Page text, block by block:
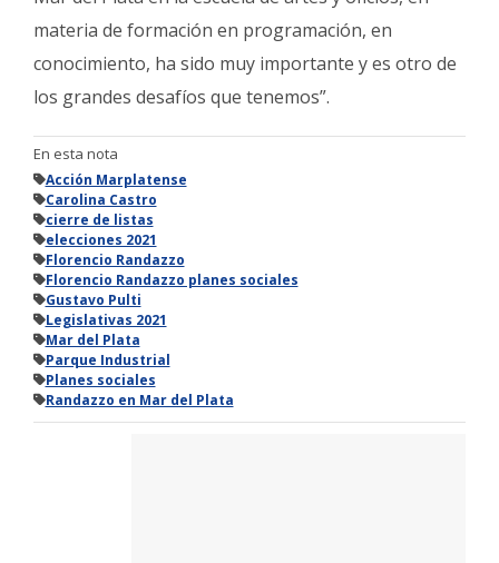
materia de formación en programación, en
conocimiento, ha sido muy importante y es otro de
los grandes desafíos que tenemos”.
En esta nota
Acción Marplatense
Carolina Castro
cierre de listas
elecciones 2021
Florencio Randazzo
Florencio Randazzo planes sociales
Gustavo Pulti
Legislativas 2021
Mar del Plata
Parque Industrial
Planes sociales
Randazzo en Mar del Plata